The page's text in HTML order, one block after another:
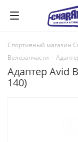
Спортивный магазин
Велозапчасти -
Адаптер Avid
140)